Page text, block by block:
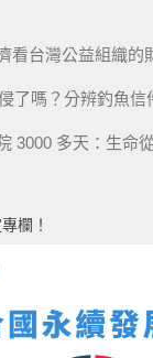
看台灣公益組織的
了嗎？分辨釣魚信
3000 多天：生命
欄！